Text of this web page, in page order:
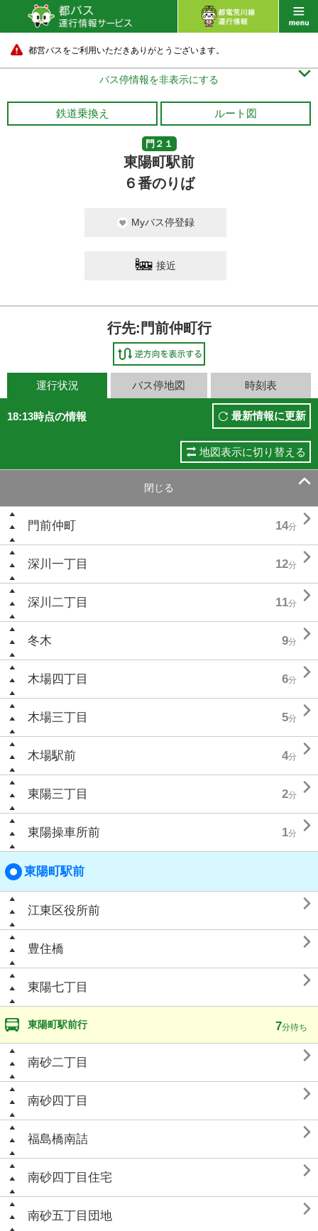
都営バスをご利用いただきありがとうございます。
バス停情報を非表示にする 
鉄道乗換え ルート図
門２１
東陽町駅前
６番のりば
Myバス停登録
接近
行先:門前仲町行
運行状況 バス停地図 時刻表
18:13時点の情報 最新情報に更新
地図表示に切り替える
閉じる 
門前仲町 14分 
深川一丁目 12分 
深川二丁目 11分 
冬木 9分 
木場四丁目 6分 
木場三丁目 5分 
木場駅前 4分 
東陽三丁目 2分 
東陽操車所前 1分 
東陽町駅前
江東区役所前 
豊住橋 
東陽七丁目 
東陽町駅前行 7分待ち
南砂二丁目 
南砂四丁目 
福島橋南詰 
南砂四丁目住宅 
南砂五丁目団地 